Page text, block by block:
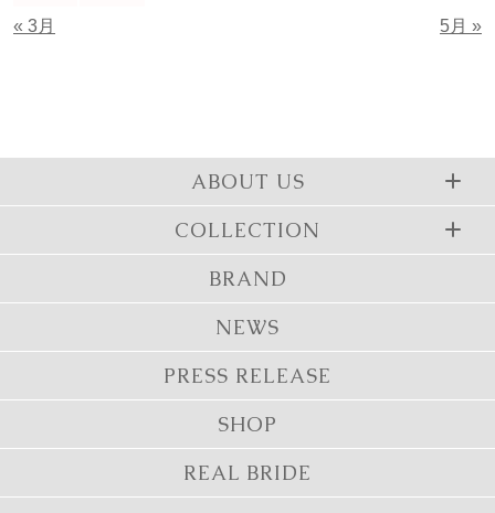
« 3月 5月 »
ABOUT US
COLLECTION
BRAND
NEWS
PRESS RELEASE
SHOP
REAL BRIDE